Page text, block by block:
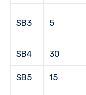
SB3 5
SB4 30
SB5 15